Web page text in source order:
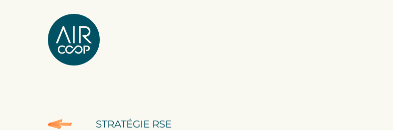
STRATÉGIE RSE